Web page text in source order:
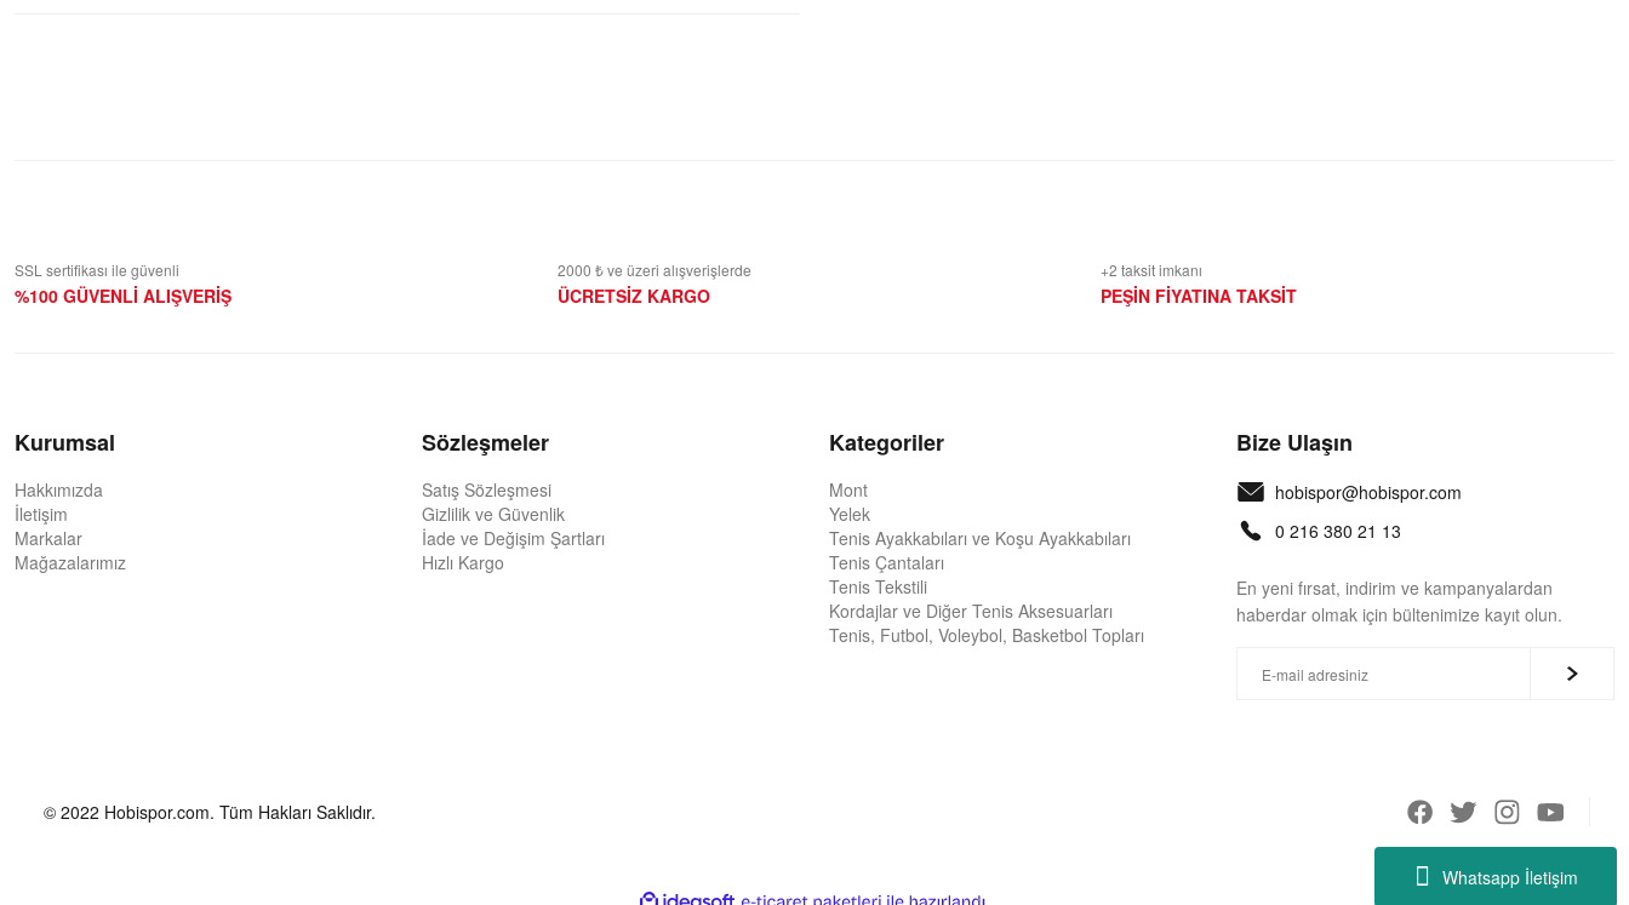
Whatsapp İletişim
SSL sertifikası ile güvenli
%100 GÜVENLİ ALIŞVERİŞ
2000 ₺ ve üzeri alışverişlerde
ÜCRETSİZ KARGO
+2 taksit imkanı
PEŞİN FİYATINA TAKSİT
Kurumsal
Hakkımızda
İletişim
Markalar
Mağazalarımız
Sözleşmeler
Satış Sözleşmesi
Gizlilik ve Güvenlik
İade ve Değişim Şartları
Hızlı Kargo
Kategoriler
Mont
Yelek
Tenis Ayakkabıları ve Koşu Ayakkabıları
Tenis Çantaları
Tenis Tekstili
Kordajlar ve Diğer Tenis Aksesuarları
Tenis, Futbol, Voleybol, Basketbol Topları
Bize Ulaşın
hobispor@hobispor.com
0 216 380 21 13
En yeni fırsat, indirim ve kampanyalardan
haberdar olmak için bültenimize kayıt olun.
© 2022 Hobispor.com. Tüm Hakları Saklıdır.